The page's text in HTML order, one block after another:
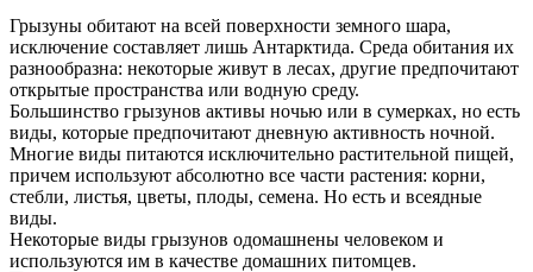
Грызуны обитают на всей поверхности земного шара,
исключение составляет лишь Антарктида. Среда обитания их
разнообразна: некоторые живут в лесах, другие предпочитают
открытые пространства или водную среду.
Большинство грызунов активы ночью или в сумерках, но есть
виды, которые предпочитают дневную активность ночной.
Многие виды питаются исключительно растительной пищей,
причем используют абсолютно все части растения: корни,
стебли, листья, цветы, плоды, семена. Но есть и всеядные
виды.
Некоторые виды грызунов одомашнены человеком и
используются им в качестве домашних питомцев.